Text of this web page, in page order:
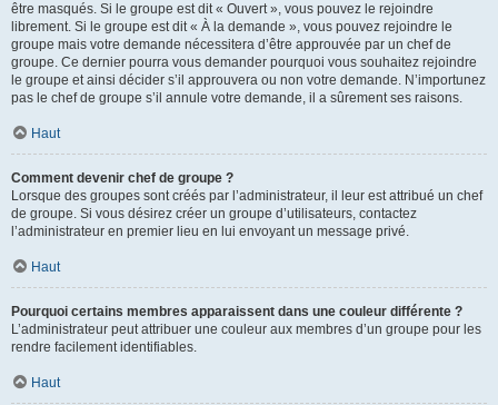
être masqués. Si le groupe est dit « Ouvert », vous pouvez le rejoindre
librement. Si le groupe est dit « À la demande », vous pouvez rejoindre le
groupe mais votre demande nécessitera d’être approuvée par un chef de
groupe. Ce dernier pourra vous demander pourquoi vous souhaitez rejoindre
le groupe et ainsi décider s’il approuvera ou non votre demande. N’importunez
pas le chef de groupe s’il annule votre demande, il a sûrement ses raisons.
Haut
Comment devenir chef de groupe ?
Lorsque des groupes sont créés par l’administrateur, il leur est attribué un chef
de groupe. Si vous désirez créer un groupe d’utilisateurs, contactez
l’administrateur en premier lieu en lui envoyant un message privé.
Haut
Pourquoi certains membres apparaissent dans une couleur différente ?
L’administrateur peut attribuer une couleur aux membres d’un groupe pour les
rendre facilement identifiables.
Haut